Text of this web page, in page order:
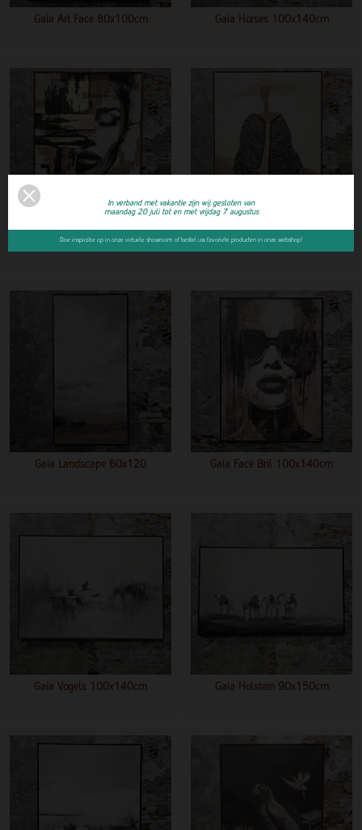
Gaia Art Face 80x100cm Gaia Horses 100x140cm
Gaia Face Gold 100x140cm Gaia Art Women 100x140
Gaia Landscape 60x120 Gaia Face Bril 100x140cm
Gaia Vogels 100x140cm Gaia Holstein 90x150cm
In verband met vakantie zijn wij gesloten van
maandag 20 juli tot en met vrijdag 7 augustus
Doe inspiratie op in onze virtuele showroom of bestel uw favoriete producten in onze webshop!